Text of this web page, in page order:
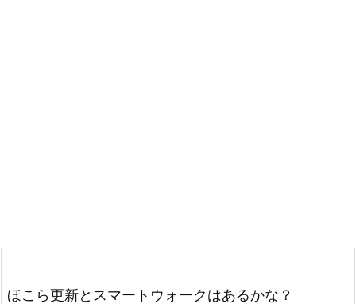
ほこら更新とスマートウォークはあるかな？